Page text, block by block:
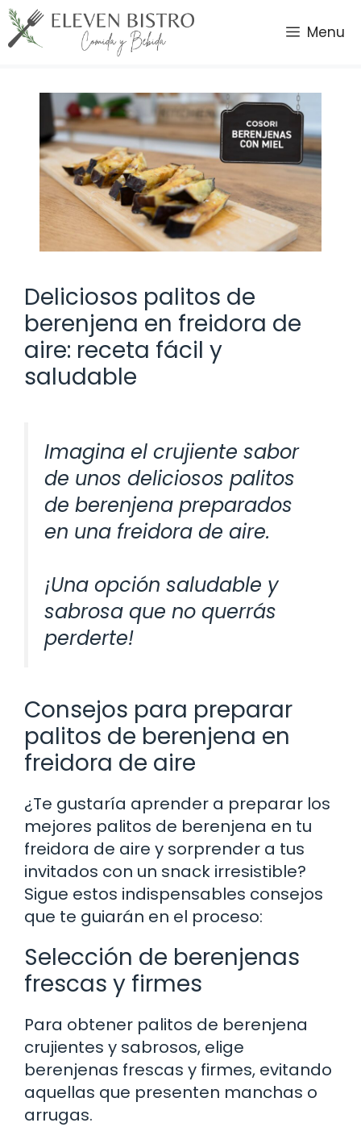
Saltar
al
contenido
Menu
Deliciosos palitos de
berenjena en freidora de
aire: receta fácil y
saludable
Imagina el crujiente sabor
de unos deliciosos palitos
de berenjena preparados
en una freidora de aire.
¡Una opción saludable y
sabrosa que no querrás
perderte!
Consejos para preparar
palitos de berenjena en
freidora de aire
¿Te gustaría aprender a preparar los
mejores palitos de berenjena en tu
freidora de aire y sorprender a tus
invitados con un snack irresistible?
Sigue estos indispensables consejos
que te guiarán en el proceso:
Selección de berenjenas
frescas y firmes
Para obtener palitos de berenjena
crujientes y sabrosos, elige
berenjenas frescas y firmes, evitando
aquellas que presenten manchas o
arrugas.